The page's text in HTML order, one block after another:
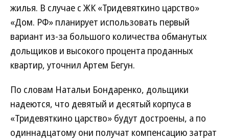
жилья. В случае с ЖК «Тридевяткино царство»
«Дом. РФ» планирует использовать первый
вариант из-за большого количества обманутых
дольщиков и высокого процента проданных
квартир, уточнил Артем Бегун.
По словам Натальи Бондаренко, дольщики
надеются, что девятый и десятый корпуса в
«Тридевяткино царство» будут достроены, а по
одиннадцатому они получат компенсацию затрат